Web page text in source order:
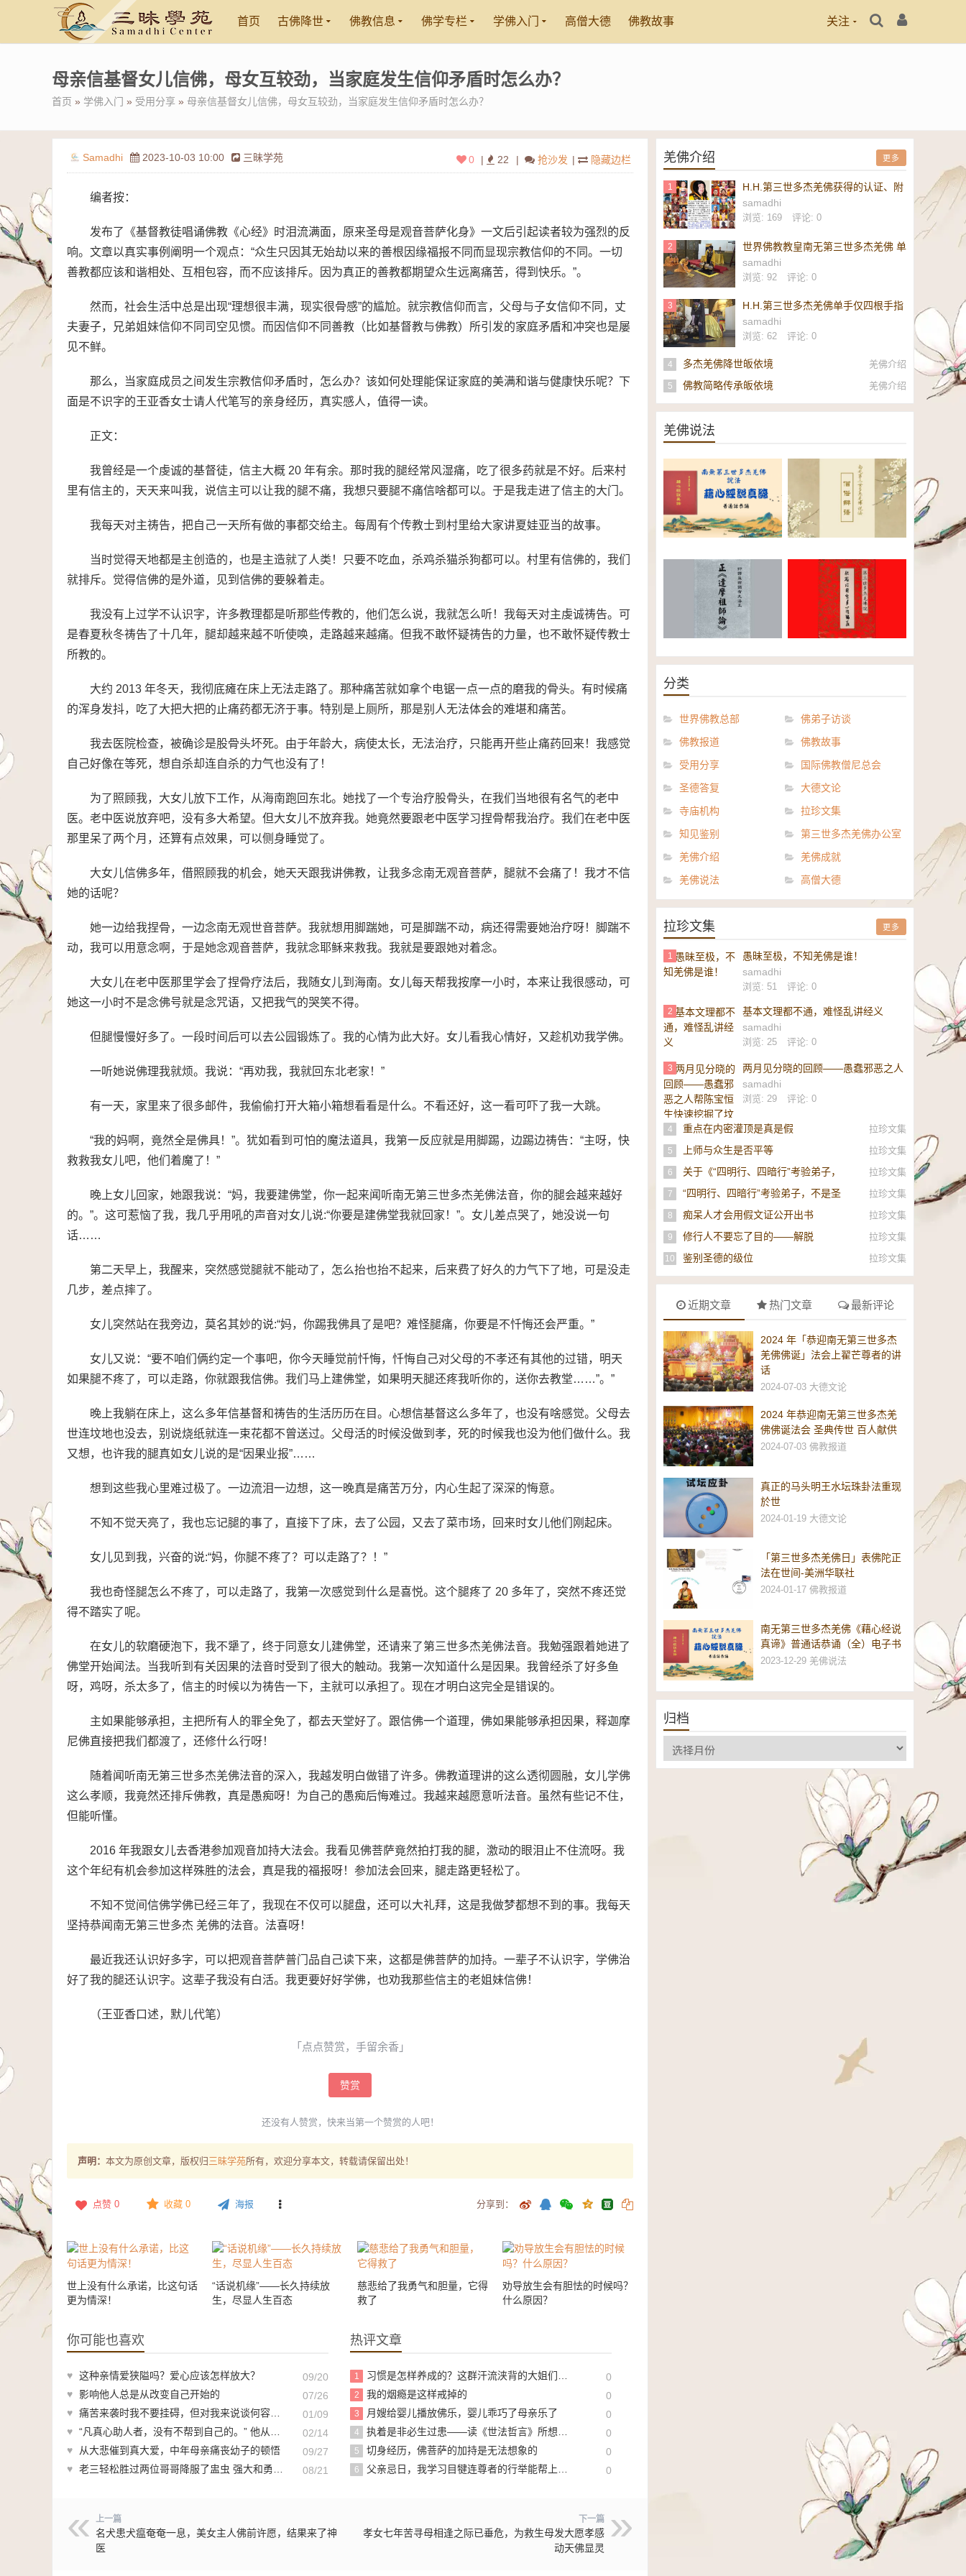
关注
首页 古佛降世 佛教信息 佛学专栏 学佛入门 高僧大德 佛教故事
母亲信基督女儿信佛，母女互较劲，当家庭发生信仰矛盾时怎么办？
首页 » 学佛入门 » 受用分享 » 母亲信基督女儿信佛，母女互较劲，当家庭发生信仰矛盾时怎么办？
Samadhi 2023-10-03 10:00 三昧学苑 | 隐藏边栏
| 抢沙发
| 22
0
编者按：
发布了《基督教徒唱诵佛教《心经》时泪流满面，原来圣母是观音菩萨化身》一文后引起读者较为强烈的反
响。文章以真实事例阐明一个观点：“众生只因其无始劫以来的善根因缘福报不同而显现宗教信仰的不同。一切
善教都应该和谐相处、互相包容，而不应该排斥。因为真正的善教都期望众生远离痛苦，得到快乐。”。
然而，社会生活中总是出现“理想很丰满，现实很骨感”的尴尬。就宗教信仰而言，父母与子女信仰不同，丈
夫妻子，兄弟姐妹信仰不同司空见惯。而因信仰不同善教（比如基督教与佛教）所引发的家庭矛盾和冲突也是屡
见不鲜。
那么，当家庭成员之间发生宗教信仰矛盾时，怎么办？该如何处理能保证家庭的美满和谐与健康快乐呢？下
面是不识字的王亚香女士请人代笔写的亲身经历，真实感人，值得一读。
正文：
我曾经是一个虔诚的基督徒，信主大概 20 年有余。那时我的腿经常风湿痛，吃了很多药就是不好。后来村
里有信主的，天天来叫我，说信主可以让我的腿不痛，我想只要腿不痛信啥都可以。于是我走进了信主的大门。
我每天对主祷告，把自己一天所有做的事都交给主。每周有个传教士到村里给大家讲夏娃亚当的故事。
当时觉得天地都是主创造的，也是主造就了人类！只要不吃血，杀鸡杀猫杀狗都可以。村里有信佛的，我们
就排斥。觉得信佛的是外道，见到信佛的要躲着走。
我没有上过学不认识字，许多教理都是听那些传教的，他们怎么说，我就怎么听！我每天对主虔诚祷告。可
是春夏秋冬祷告了十几年，腿却越来越不听使唤，走路越来越痛。但我不敢怀疑祷告的力量，也不敢怀疑传教士
所教的。
大约 2013 年冬天，我彻底瘫在床上无法走路了。那种痛苦就如拿个电锯一点一点的磨我的骨头。有时候痛
的浑身发抖，吃了大把大把的止痛药都无济于事。特别是上厕所，那是别人无法体会的难堪和痛苦。
我去医院检查，被确诊是股骨头坏死。由于年龄大，病使太长，无法治疗，只能再开些止痛药回来！我感觉
自己好像在等死，想自杀却连自杀的力气也没有了！
为了照顾我，大女儿放下工作，从海南跑回东北。她找了一个专治疗股骨头，在我们当地很有名气的老中
医。老中医说放弃吧，没有多大希望。但大女儿不放弃我。她竟然要跟老中医学习捏骨帮我治疗。我们在老中医
那里呆了两个月，还算有点效果，可以侧身睡觉了。
大女儿信佛多年，借照顾我的机会，她天天跟我讲佛教，让我多念南无观音菩萨，腿就不会痛了！我才不信
她的话呢？
她一边给我捏骨，一边念南无观世音菩萨。我就想用脚踹她，可是脚踹不动，病还得需要她治疗呀！脚踹不
动，我可以用意念啊，于是她念观音菩萨，我就念耶稣来救我。我就是要跟她对着念。
大女儿在老中医那里学会了捏骨疗法后，我随女儿到海南。女儿每天帮我按摩一小时，本来让我很感动，可
她这一小时不是念佛号就是念咒语，又把我气的哭笑不得。
但腿慢慢好多了。一段时间后可以去公园锻炼了。我的心情为此大好。女儿看我心情好，又趁机劝我学佛。
一听她说佛理我就烦。我说：“再劝我，我就回东北老家！”
有一天，家里来了很多邮件，我偷偷打开大箱小箱想看看是什么。不看还好，这一看可吓了我一大跳。
“我的妈啊，竟然全是佛具！”。犹如看到可怕的魔法道具，我第一反应就是用脚踢，边踢边祷告：“主呀，快
救救我女儿吧，他们着魔了！”
晚上女儿回家，她跟我说：“妈，我要建佛堂，你一起来闻听南无第三世多杰羌佛法音，你的腿会越来越好
的。”。这可惹恼了我，我几乎用吼的声音对女儿说:“你要是建佛堂我就回家！”。女儿差点哭了，她没说一句
话……
第二天早上，我醒来，突然感觉腿就不能动了，怎么抬也抬不起来，后来费了好久的力气下了地，可是没走
几步，差点摔了。
女儿突然站在我旁边，莫名其妙的说:“妈，你踢我佛具了是吧？难怪腿痛，你要是不忏悔还会严重。”
女儿又说：“要不咱们俩约定一个事吧，你今天睡觉前忏悔，忏悔自己对父母的不孝还有其他的过错，明天
如果腿不疼了，可以走路，你就跟我信佛。我们马上建佛堂，如果明天腿还疼我听你的，送你去教堂……”。”
晚上我躺在床上，这么多年信基督和祷告的生活历历在目。心想信基督这么多年了，也没有啥感觉。父母去
世连坟地也没去，别说烧纸就连一束花都不曾送过。父母活的时候没做到孝，死的时候我也没为他们做什么。我
又想，也许我的腿真如女儿说的是“因果业报”……
想到这些我心里难过极了。一边流泪一边想，这一晚真是痛苦万分，内心生起了深深的悔意。
不知不觉天亮了，我也忘记腿的事了，直接下了床，去了公园，又去了菜市场，回来时女儿他们刚起床。
女儿见到我，兴奋的说:“妈，你腿不疼了？可以走路了？！”
我也奇怪腿怎么不疼了，可以走路了，我第一次感觉到什么是喜悦。这个腿疼了 20 多年了，突然不疼还觉
得不踏实了呢。
在女儿的软磨硬泡下，我不犟了，终于同意女儿建佛堂，还请来了第三世多杰羌佛法音。我勉强跟着她进了
佛堂开始闻法。当我听到有关因果的法音时受到了很大的触动。我第一次知道什么是因果。我曾经杀了好多鱼
呀，鸡呀，杀太多了，信主的时候以为祷告一下，主就可以承担了。现在才明白这完全是错误的。
主如果能够承担，主把所有人的罪全免了，都去天堂好了。跟信佛一个道理，佛如果能够承担因果，释迦摩
尼佛直接把我们都渡了，还修什么行呀！
随着闻听南无第三世多杰羌佛法音的深入，我越发明白做错了许多。佛教道理讲的这么透彻圆融，女儿学佛
这么孝顺，我竟然还排斥佛教，真是愚痴呀！为自己的愚痴后悔难过。我越来越愿意听法音。虽然有些记不住，
但能听懂。
2016 年我跟女儿去香港参加观音加持大法会。我看见佛菩萨竟然拍打我的腿，激动的眼泪止不住流呀。我
这个年纪有机会参加这样殊胜的法会，真是我的福报呀！参加法会回来，腿走路更轻松了。
不知不觉间信佛学佛已经三年了，我现在不仅可以腿盘，还可以大礼拜，这是我做梦都想不到的事。我每天
坚持恭闻南无第三世多杰 羌佛的法音。法喜呀！
最近我还认识好多字，可以把观音菩萨普门品自己读下来，这都是佛菩萨的加持。一辈子不认识字，学佛治
好了我的腿还认识字。这辈子我没有白活。我更要好好学佛，也劝我那些信主的老姐妹信佛！
（王亚香口述，默儿代笔）
「点点赞赏，手留余香」
赞赏
还没有人赞赏，快来当第一个赞赏的人吧！
声明： 本文为原创文章，版权归 三昧学苑所有，欢迎分享本文，转载请保留出处！
点赞 0 收藏 0 海报 分享到：
世上没有什么承诺，比这句话
更为情深！
“话说机缘”——长久持续放
生，尽显人生百态
慈悲给了我勇气和胆量，它得
救了
劝导放生会有胆怯的时候吗？
什么原因？
你可能也喜欢
♥ 这种亲情爱狭隘吗？爱心应该怎样放大？
09/20
♥
影响他人总是从改变自己开始的
07/26
♥ 痛苦来袭时我不要挂碍，但对我来说谈何容易啊！
01/09
♥ “凡真心助人者，没有不帮到自己的。” 他从打工仔变为“大贵人”
02/14
♥
从大悲催到真大爱，中年母亲痛丧幼子的顿悟
09/27
♥ 老三轻松胜过两位哥哥降服了盅虫 强大和勇猛却不能制服盅虫？ 08/21
热评文章
1 习惯是怎样养成的？这群汗流浃背的大姐们给了我答案 0
2 我的烟瘾是这样戒掉的 0
3 月嫂给婴儿播放佛乐，婴儿乖巧了母亲乐了 0
4 执着是非必生过患——读《世法哲言》所想到的 0
5 切身经历，佛菩萨的加持是无法想象的 0
6 父亲忌日，我学习目犍连尊者的行举能帮上父亲吗？ 0
上一篇
名犬患犬瘟奄奄一息，美女主人佛前许愿，结果来了神
医
下一篇
孝女七年苦寻母相逢之际已垂危，为救生母发大愿孝感
动天佛显灵
更多
羌佛介绍
1
H.H.第三世多杰羌佛获得的认证、附
议、恭贺
samadhi
浏览: 169 评论: 0
2
世界佛教教皇南无第三世多杰羌佛 单
手勾提 437.2 磅金刚杵-维加斯新闻
报
samadhi
浏览: 92 评论: 0
3
H.H.第三世多杰羌佛单手仅四根手指
勾起 437.2 磅重的镇殿金刚杵-美新
社
samadhi
浏览: 62 评论: 0
4 多杰羌佛降世皈依境 羌佛介绍
5 佛教简略传承皈依境 羌佛介绍
羌佛说法
真谛》普通话恭诵（全）电子书
辩语
分类
世界佛教总部
佛弟子访谈
佛教报道
佛教故事
受用分享
国际佛教僧尼总会
圣德答复
大德文论
寺庙机构
拉珍文集
知见鉴别
第三世多杰羌佛办公室
羌佛介绍
羌佛成就
羌佛说法
高僧大德
更多
拉珍文集
1
愚昧至极，不知羌佛是谁！
samadhi
浏览: 51 评论: 0
2
基本文理都不通，难怪乱讲经义
samadhi
浏览: 25 评论: 0
3
两月见分晓的回顾——愚蠢邪恶之人
帮陈宝恒生快速挖掘了坟墓
samadhi
浏览: 29 评论: 0
4 重点在内密灌顶是真是假 拉珍文集
5 上师与众生是否平等 拉珍文集
6
关于《“四明行、四暗行”考验弟子，
不是圣者，即是邪师》的补充
拉珍文集
7
“四明行、四暗行”考验弟子，不是圣
者，即是邪师！
拉珍文集
8 痴呆人才会用假文证公开出书 拉珍文集
9 修行人不要忘了目的——解脱 拉珍文集
10 鉴别圣德的级位 拉珍文集
近期文章 热门文章 最新评论
2024 年「恭迎南无第三世多杰
羌佛佛诞」法会上翟芒尊者的讲
话
2024-07-03 大德文论
2024 年恭迎南无第三世多杰羌
佛佛诞法会 圣典传世 百人献供
2024-07-03 佛教报道
真正的马头明王水坛珠卦法重现
於世
2024-01-19 大德文论
「第三世多杰羌佛日」表佛陀正
法在世间-美洲华联社
2024-01-17 佛教报道
南无第三世多杰羌佛《藉心经说
真谛》普通话恭诵（全）电子书
2023-12-29 羌佛说法
归档